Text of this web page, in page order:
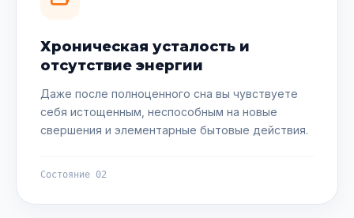
Хроническая усталость и
отсутствие энергии
Даже после полноценного сна вы чувствуете
себя истощенным, неспособным на новые
свершения и элементарные бытовые действия.
Состояние 02